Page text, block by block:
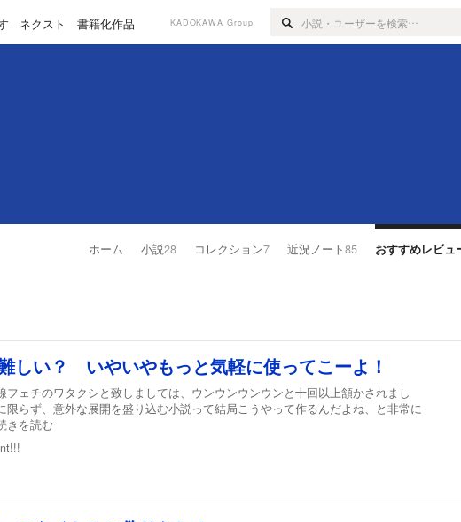
ネクスト 書籍化作品 KADOKAWA Group
ホーム 小説28 コレクション7 近況ノート85 おすすめレビュ
しい？ いやいやもっと気軽に使ってこーよ！
ェチのワタクシと致しましては、ウンウンウンウンと十回以上頷かされまし
限らず、意外な展開を盛り込む小説って結局こうやって作るんだよね、と非常に
きを読む